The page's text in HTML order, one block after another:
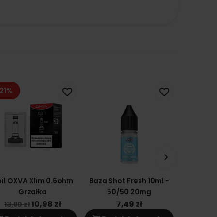
OXVA Xlim 0.6ohm
Grzałka
13,90 zł 10,98 zł
favorite_border
Baza Shot Fresh 10ml -
50/50 20mg
7,49 zł
favorite_border
keyboard_arrow_right